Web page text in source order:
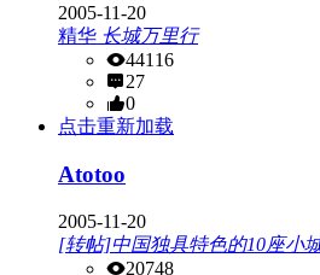
2005-11-20
精华 长城万里行
44116
27
0
点击重新加载
Atotoo
2005-11-20
[转帖]中国独具特色的10座小
20748